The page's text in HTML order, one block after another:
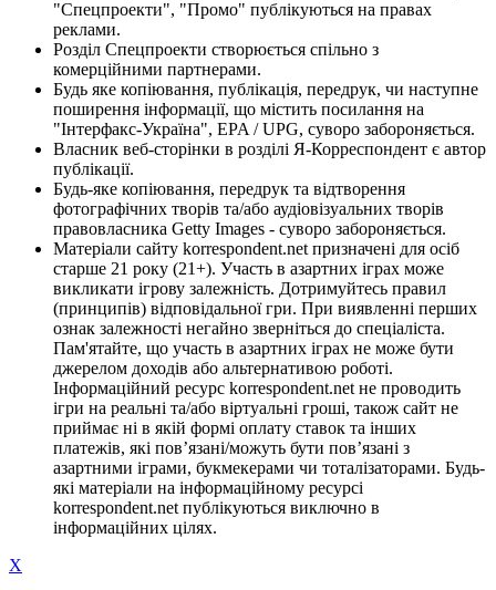
"Спецпроекти", "Промо" публікуються на правах
реклами.
Розділ Спецпроекти створюється спільно з
комерційними партнерами.
Будь яке копіювання, публікація, передрук, чи наступне
поширення інформації, що містить посилання на
"Інтерфакс-Україна", EPA / UPG, суворо забороняється.
Власник веб-сторінки в розділі Я-Корреспондент є автор
публікації.
Будь-яке копіювання, передрук та відтворення
фотографічних творів та/або аудіовізуальних творів
правовласника Getty Images - суворо забороняється.
Матеріали сайту korrespondent.net призначені для осіб
старше 21 року (21+). Участь в азартних іграх може
викликати ігрову залежність. Дотримуйтесь правил
(принципів) відповідальної гри. При виявленні перших
ознак залежності негайно зверніться до спеціаліста.
Пам'ятайте, що участь в азартних іграх не може бути
джерелом доходів або альтернативою роботі.
Інформаційний ресурс korrespondent.net не проводить
ігри на реальні та/або віртуальні гроші, також сайт не
приймає ні в якій формі оплату ставок та інших
платежів, які пов’язані/можуть бути пов’язані з
азартними іграми, букмекерами чи тоталізаторами. Будь-
які матеріали на інформаційному ресурсі
korrespondent.net публікуються виключно в
інформаційних цілях.
X